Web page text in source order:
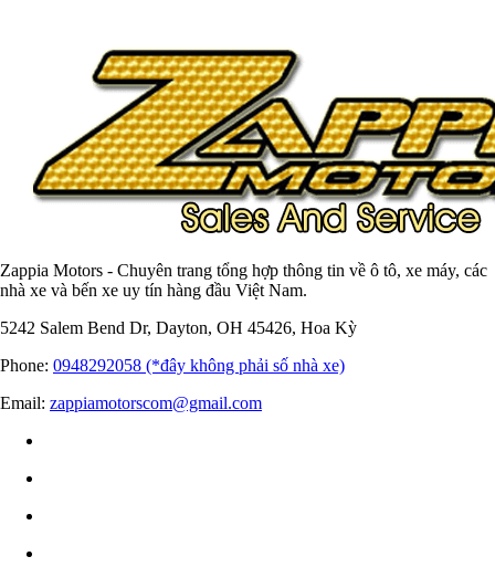
Zappia Motors - Chuyên trang tổng hợp thông tin về ô tô, xe máy, các
nhà xe và bến xe uy tín hàng đầu Việt Nam.
5242 Salem Bend Dr, Dayton, OH 45426, Hoa Kỳ
Phone: 0948292058 (*đây không phải số nhà xe)
Email: zappiamotorscom@gmail.com